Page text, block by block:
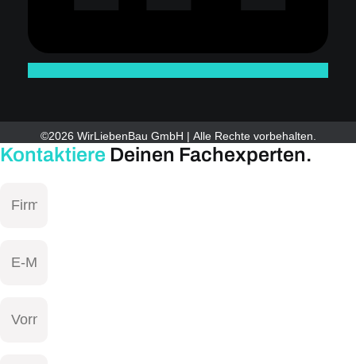
©2026 WirLiebenBau GmbH | Alle Rechte vorbehalten.
Kontaktiere Deinen Fachexperten.